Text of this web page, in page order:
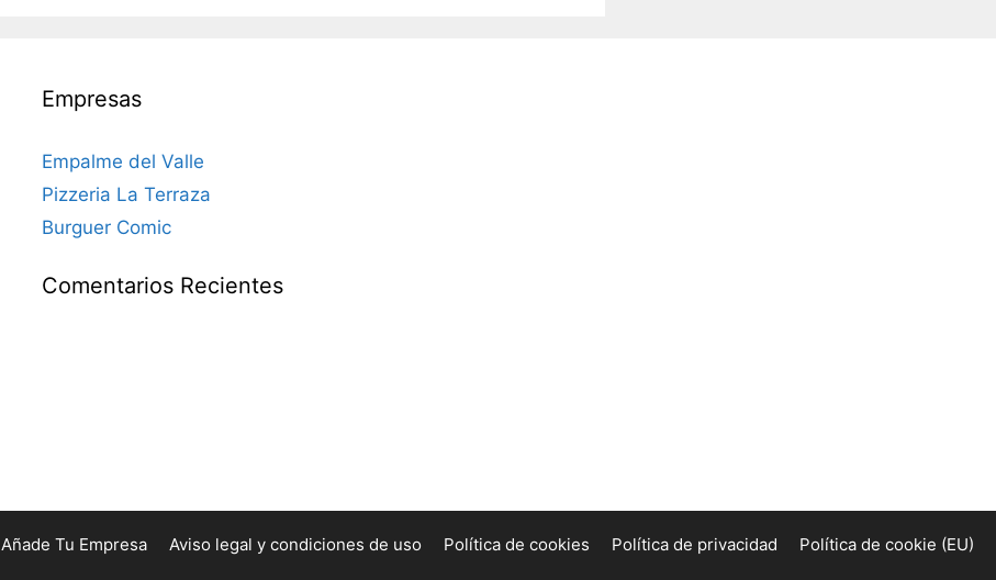
Empresas
Empalme del Valle
Pizzeria La Terraza
Burguer Comic
Comentarios Recientes
Añade Tu Empresa Aviso legal y condiciones de uso Política de cookies Política de privacidad Política de cookie (EU)